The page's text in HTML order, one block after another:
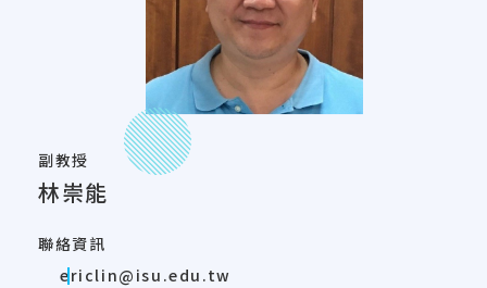
副教授
林崇能
聯絡資訊
ericlin@isu.edu.tw